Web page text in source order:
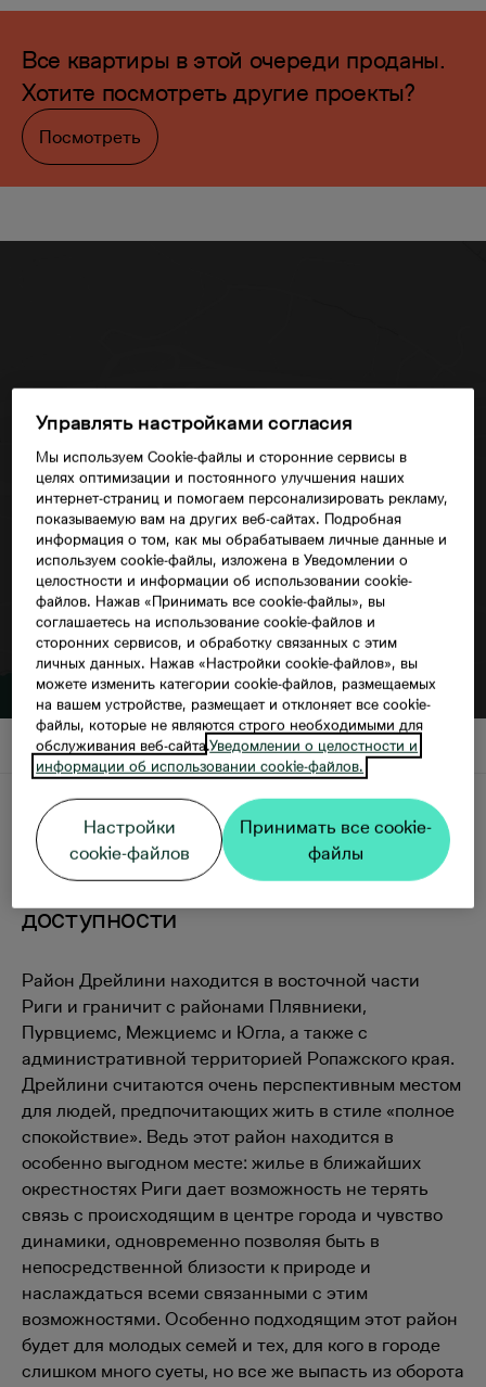
Все квартиры в этой очереди проданы.
Хотите посмотреть другие проекты?
Посмотреть
Согласие третьего лица
Описание
Природа и город в шаговой
доступности
Pайон Дрейлини находится в восточной части
Риги и граничит с районами Плявниеки,
Пурвциемс, Межциемс и Югла, а также с
административной территорией Ропажского края.
Дрейлини считаются очень перспективным местом
для людей, предпочитающих жить в стиле «полное
спокойствие». Ведь этот район находится в
особенно выгодном месте: жилье в ближайших
окрестностях Риги дает возможность не терять
связь с происходящим в центре города и чувство
динамики, одновременно позволяя быть в
непосредственной близости к природе и
наслаждаться всеми связанными с этим
возможностями. Особенно подходящим этот район
будет для молодых семей и тех, для кого в городе
слишком много суеты, но все же выпасть из оборота
Управлять настройками согласия
Мы используем Cookie-файлы и сторонние сервисы в
целях оптимизации и постоянного улучшения наших
интернет-страниц и помогаем персонализировать рекламу,
показываемую вам на других веб-сайтах. Подробная
информация о том, как мы обрабатываем личные данные и
используем cookie-файлы, изложена в Уведомлении о
целостности и информации об использовании cookie-
файлов. Нажав «Принимать все cookie-файлы», вы
соглашаетесь на использование cookie-файлов и
сторонних сервисов, и обработку связанных с этим
личных данных. Нажав «Настройки cookie-файлов», вы
можете изменить категории cookie-файлов, размещаемых
на вашем устройстве, размещает и отклоняет все cookie-
файлы, которые не являются строго необходимыми для
обслуживания веб-сайта.Уведомлении о целостности и
информации об использовании cookie-файлов.
Настройки
cookie-файлов
Принимать все cookie-
файлы